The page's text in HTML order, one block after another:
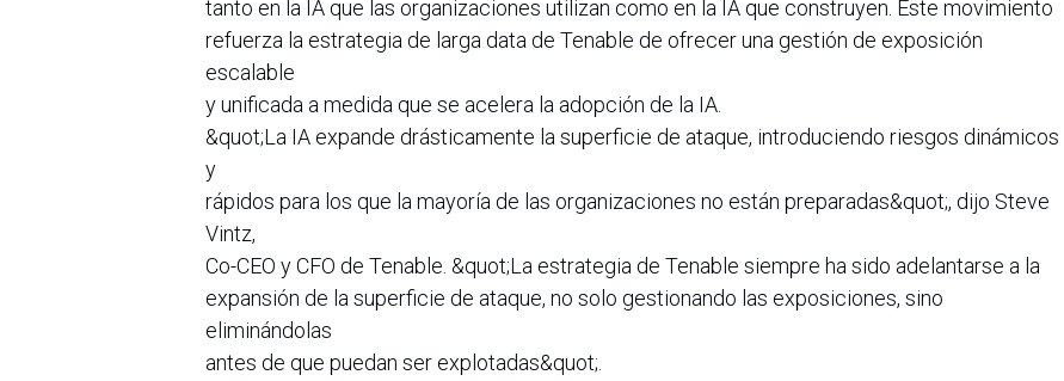
tanto en la IA que las organizaciones utilizan como en la IA que construyen. Este movimiento
refuerza la estrategia de larga data de Tenable de ofrecer una gestión de exposición
escalable
y unificada a medida que se acelera la adopción de la IA.
&quot;La IA expande drásticamente la superficie de ataque, introduciendo riesgos dinámicos
y
rápidos para los que la mayoría de las organizaciones no están preparadas&quot;, dijo Steve
Vintz,
Co-CEO y CFO de Tenable. &quot;La estrategia de Tenable siempre ha sido adelantarse a la
expansión de la superficie de ataque, no solo gestionando las exposiciones, sino
eliminándolas
antes de que puedan ser explotadas&quot;.